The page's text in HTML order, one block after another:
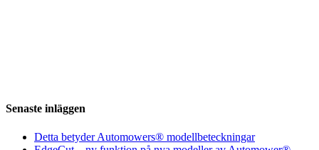
Senaste inläggen
Detta betyder Automowers® modellbeteckningar